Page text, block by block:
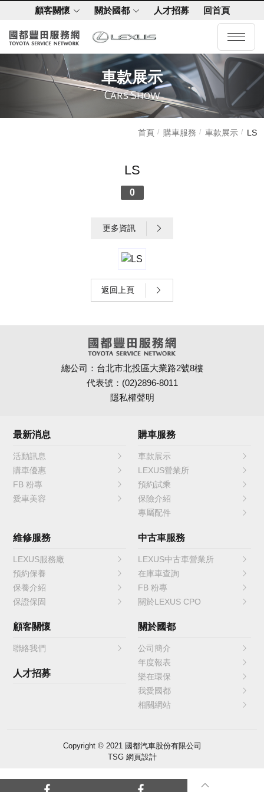
顧客關懷 關於國都 人才招募 回首頁
車款展示
Cars Show
首頁 購車服務 車款展示 LS
LS
0
更多資訊
返回上頁
總公司：台北市北投區大業路2號8樓
代表號：(02)2896-8011
隱私權聲明
最新消息
活動訊息
購車優惠
FB 粉專
愛車美容
購車服務
車款展示
LEXUS營業所
預約試乘
保險介紹
專屬配件
維修服務
LEXUS服務廠
預約保養
保養介紹
保證保固
中古車服務
LEXUS中古車營業所
在庫車查詢
FB 粉專
關於LEXUS CPO
顧客關懷
聯絡我們
人才招募
關於國都
公司簡介
年度報表
樂在環保
我愛國都
相關網站
Copyright © 2021 國都汽車股份有限公司
TSG 網頁設計